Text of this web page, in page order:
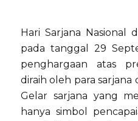
Hari Sarjana Nasional
pada tanggal 29
penghargaan atas
diraih oleh para
Gelar sarjana yang
hanya simbol